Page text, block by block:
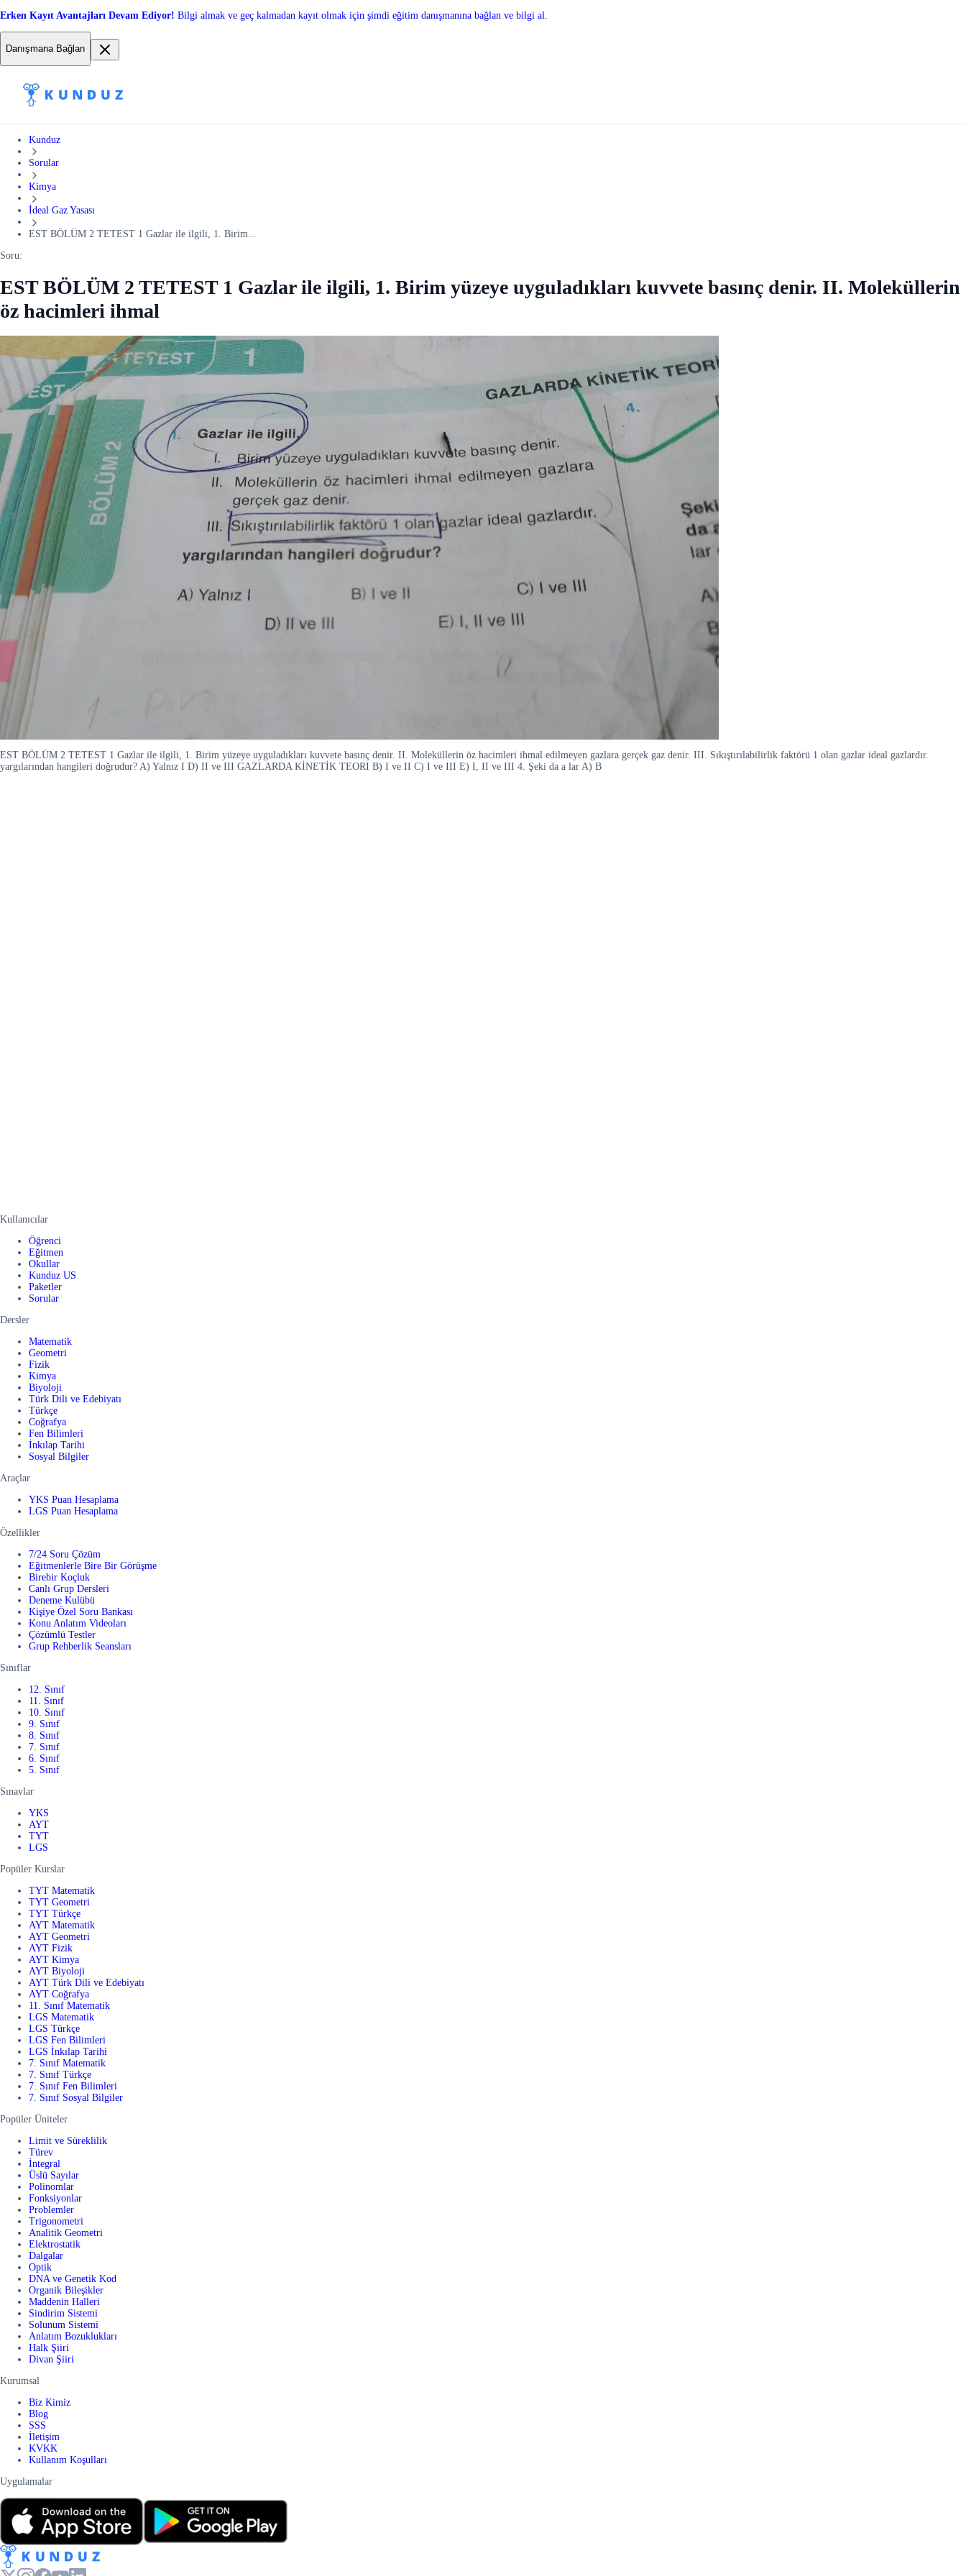
Erken Kayıt Avantajları Devam Ediyor! Bilgi almak ve geç kalmadan kayıt olmak için şimdi eğitim danışmanına bağlan ve bilgi al.
Danışmana Bağlan
Kunduz
Sorular
Kimya
İdeal Gaz Yasası
EST BÖLÜM 2 TETEST 1 Gazlar ile ilgili, 1. Birim...
Soru:
EST BÖLÜM 2 TETEST 1 Gazlar ile ilgili, 1. Birim yüzeye uyguladıkları kuvvete basınç denir. II. Moleküllerin
öz hacimleri ihmal
EST BÖLÜM 2 TETEST 1 Gazlar ile ilgili, 1. Birim yüzeye uyguladıkları kuvvete basınç denir. II. Moleküllerin öz hacimleri ihmal edilmeyen gazlara gerçek gaz denir. III. Sıkıştırılabilirlik faktörü 1 olan gazlar ideal gazlardır.
yargılarından hangileri doğrudur? A) Yalnız I D) II ve III GAZLARDA KİNETİK TEORI B) I ve II C) I ve III E) I, II ve III 4. Şeki da a lar A) B
Kullanıcılar
Öğrenci
Eğitmen
Okullar
Kunduz US
Paketler
Sorular
Dersler
Matematik
Geometri
Fizik
Kimya
Biyoloji
Türk Dili ve Edebiyatı
Türkçe
Coğrafya
Fen Bilimleri
İnkılap Tarihi
Sosyal Bilgiler
Araçlar
YKS Puan Hesaplama
LGS Puan Hesaplama
Özellikler
7/24 Soru Çözüm
Eğitmenlerle Bire Bir Görüşme
Birebir Koçluk
Canlı Grup Dersleri
Deneme Kulübü
Kişiye Özel Soru Bankası
Konu Anlatım Videoları
Çözümlü Testler
Grup Rehberlik Seansları
Sınıflar
12. Sınıf
11. Sınıf
10. Sınıf
9. Sınıf
8. Sınıf
7. Sınıf
6. Sınıf
5. Sınıf
Sınavlar
YKS
AYT
TYT
LGS
Popüler Kurslar
TYT Matematik
TYT Geometri
TYT Türkçe
AYT Matematik
AYT Geometri
AYT Fizik
AYT Kimya
AYT Biyoloji
AYT Türk Dili ve Edebiyatı
AYT Coğrafya
11. Sınıf Matematik
LGS Matematik
LGS Türkçe
LGS Fen Bilimleri
LGS İnkılap Tarihi
7. Sınıf Matematik
7. Sınıf Türkçe
7. Sınıf Fen Bilimleri
7. Sınıf Sosyal Bilgiler
Popüler Üniteler
Limit ve Süreklilik
Türev
İntegral
Üslü Sayılar
Polinomlar
Fonksiyonlar
Problemler
Trigonometri
Analitik Geometri
Elektrostatik
Dalgalar
Optik
DNA ve Genetik Kod
Organik Bileşikler
Maddenin Halleri
Sindirim Sistemi
Solunum Sistemi
Anlatım Bozuklukları
Halk Şiiri
Divan Şiiri
Kurumsal
Biz Kimiz
Blog
SSS
İletişim
KVKK
Kullanım Koşulları
Uygulamalar